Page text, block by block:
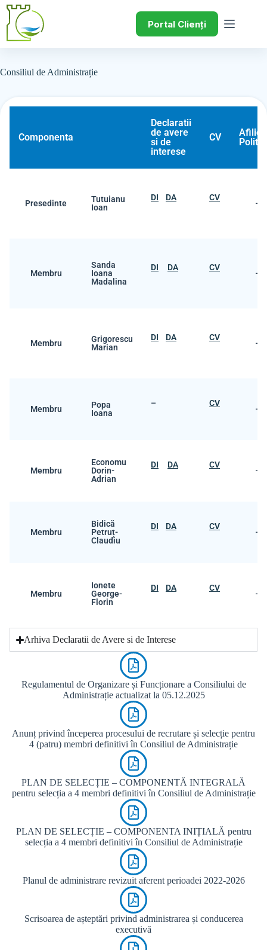
Portal Clienți
Consiliul de Administrație
Componenta
Declaratii
de avere
si de
interese
CV
Presedinte
Tutuianu
Ioan
DI DA CV
–
Membru
Sanda
Ioana
Madalina
DI DA CV
–
Membru
Grigorescu
Marian
DI DA CV
–
Membru
Popa
Ioana
– CV
–
Membru
Economu
Dorin-
Adrian
DI DA CV
–
Membru
Bidică
Petruț-
Claudiu
DI DA CV
–
Membru
Ionete
George-
Florin
DI DA CV
–
Arhiva Declaratii de Avere si de Interese
Regulamentul de Organizare și Funcționare a Consiliului de
Administrație actualizat la 05.12.2025
Anunț privind începerea procesului de recrutare și selecție pentru
4 (patru) membri definitivi în Consiliul de Administrație
PLAN DE SELECȚIE – COMPONENTĂ INTEGRALĂ
pentru selecția a 4 membri definitivi în Consiliul de Administrație
PLAN DE SELECȚIE – COMPONENTA INIȚIALĂ pentru
selecția a 4 membri definitivi în Consiliul de Administrație
Planul de administrare revizuit aferent perioadei 2022-2026
Scrisoarea de așteptări privind administrarea și conducerea
executivă